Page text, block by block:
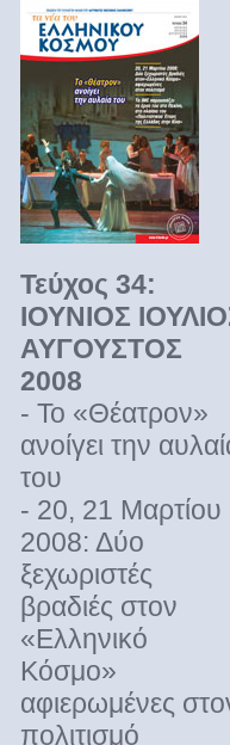
Τεύχος 34:
ΙΟΥΝΙΟΣ
ΑΥΓΟΥΣΤΟΣ
2008
- Το «Θέατρον»
ανοίγει την
του
- 20, 21 Μαρτίου
2008: Δύο
ξεχωριστές
βραδιές στον
«Ελληνικό
Κόσμο»
αφιερωμένες
πολιτισμό